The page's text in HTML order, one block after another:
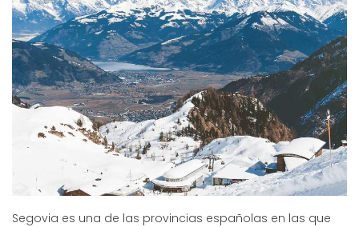
Segovia es una de las provincias españolas en las que